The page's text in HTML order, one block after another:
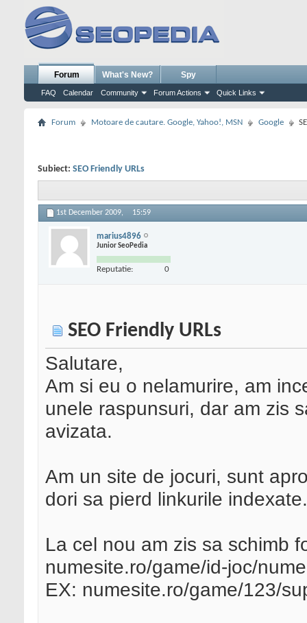
Forum
FAQ Calendar Community Forum Actions Quick Links
What's New? Spy
Forum Motoare de cautare. Google, Yahoo!, MSN Google
Subiect: SEO Friendly URLs
1st December 2009, 15:59
marius4896
Junior SeoPedia
Reputatie: 0
SEO Friendly URLs
Salutare,
Am si eu o nelamurire, am
unele raspunsuri, dar am zis
avizata.
Am un site de jocuri, sunt
dori sa pierd linkurile indexate.
La cel nou am zis sa schimb
numesite.ro/game/id-joc/
EX: numesite.ro/game/123/